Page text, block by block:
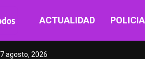
ACTUALIDAD
7 agosto, 2026